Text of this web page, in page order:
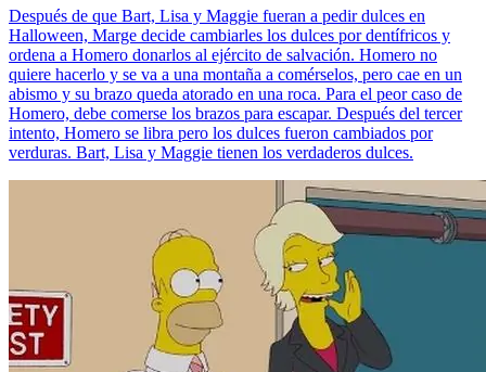
Después de que Bart, Lisa y Maggie fueran a pedir dulces en
Halloween, Marge decide cambiarles los dulces por dentífricos y
ordena a Homero donarlos al ejército de salvación. Homero no
quiere hacerlo y se va a una montaña a comérselos, pero cae en un
abismo y su brazo queda atorado en una roca. Para el peor caso de
Homero, debe comerse los brazos para escapar. Después del tercer
intento, Homero se libra pero los dulces fueron cambiados por
verduras. Bart, Lisa y Maggie tienen los verdaderos dulces.